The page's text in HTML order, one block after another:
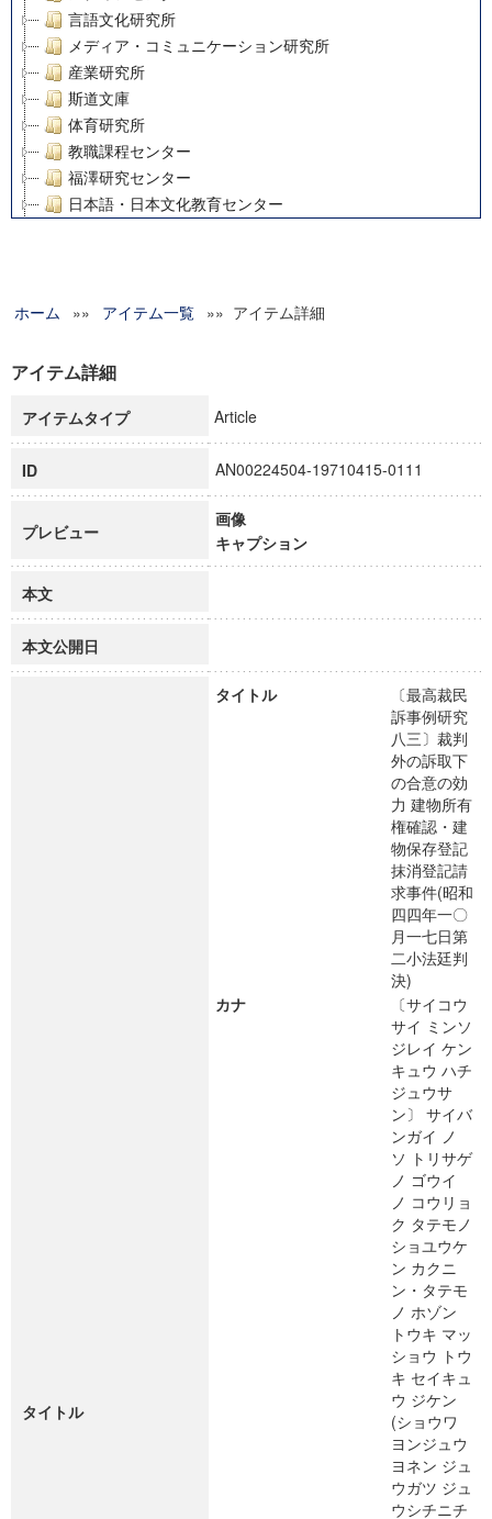
言語文化研究所
メディア・コミュニケーション研究所
産業研究所
斯道文庫
体育研究所
教職課程センター
福澤研究センター
日本語・日本文化教育センター
グローバルリサーチインスティテュート
科学研究費補助金研究成果報告書
慶應義塾大学グローバルCOEプログラム市民社会ガバナンス
慶應義塾大学グローバルCOEプログラム論理と感性の先端的
博士課程教育リーディングプログラム「超成熟社会発展のサ
学術雑誌掲載論文等(8)
ホーム »» アイテム一覧 »» アイテム詳細
アイテム詳細
アイテムタイプ Article
ID AN00224504-19710415-0111
プレビュー
画像
キャプション
本文
本文公開日
タイトル
タイトル
〔最高裁民
訴事例研究
八三〕裁判
外の訴取下
の合意の効
力 建物所有
権確認・建
物保存登記
抹消登記請
求事件(昭和
四四年一〇
月一七日第
二小法廷判
決)
カナ
〔サイコウ
サイ ミンソ
ジレイ ケン
キュウ ハチ
ジュウサ
ン〕 サイバ
ンガイ ノ
ソ トリサゲ
ノ ゴウイ
ノ コウリョ
ク タテモノ
ショユウケ
ン カクニ
ン・タテモ
ノ ホゾン
トウキ マッ
ショウ トウ
キ セイキュ
ウ ジケン
(ショウワ
ヨンジュウ
ヨネン ジュ
ウガツ ジュ
ウシチニチ